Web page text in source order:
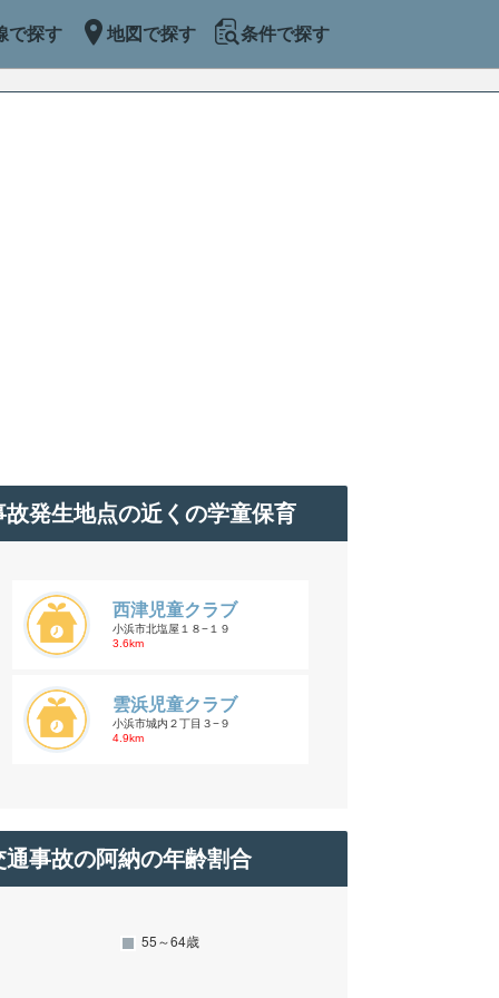
で探す 地図で探す 条件で探す
故発生地点の近くの学童保育
西津児童クラブ
小浜市北塩屋１８−１９
3.6km
雲浜児童クラブ
小浜市城内２丁目３−９
4.9km
通事故の阿納の年齢割合